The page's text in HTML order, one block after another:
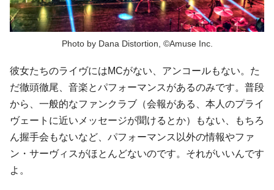
Photo by Dana Distortion, ©Amuse Inc.
彼女たちのライヴにはMCがない、アンコールもない。た
だ徹頭徹尾、音楽とパフォーマンスがあるのみです。普段
から、一般的なファンクラブ（会報がある、本人のプライ
ヴェートに近いメッセージが聞けるとか）もない、もちろ
ん握手会もないなど、パフォーマンス以外の情報やファ
ン・サーヴィスがほとんどないのです。それがいいんです
よ。